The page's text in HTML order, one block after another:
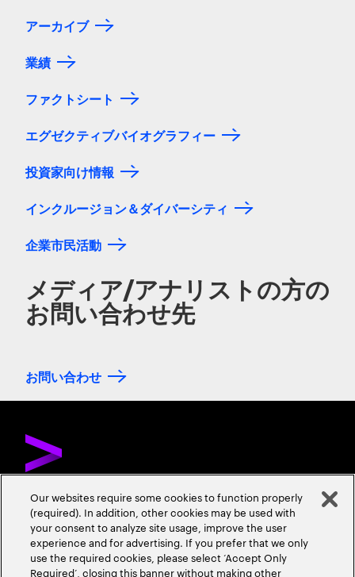
アーカイブ
業績
ファクトシート
エグゼクティブバイオグラフィー
投資家向け情報
インクルージョン＆ダイバーシティ
企業市民活動
メディア/アナリストの方の
お問い合わせ先
お問い合わせ
お問い合わせ採用情報会社情報
Our websites require some cookies to function properly
(required). In addition, other cookies may be used with
your consent to analyze site usage, improve the user
experience and for advertising. If you prefer that we only
use the required cookies, please select ‘Accept Only
Required’, closing this banner without making other